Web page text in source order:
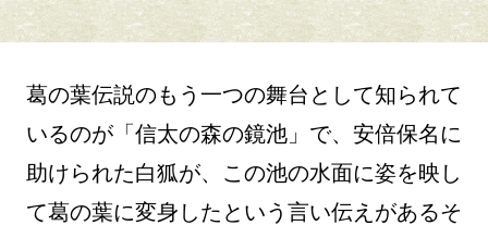
葛の葉伝説のもう一つの舞台として知られて
いるのが「信太の森の鏡池」で、安倍保名に
助けられた白狐が、この池の水面に姿を映し
て葛の葉に変身したという言い伝えがあるそ